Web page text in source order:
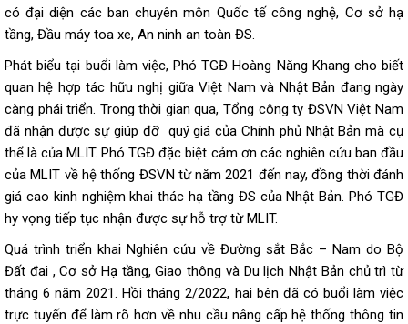
có đại diện các ban chuyên môn Quốc tế công nghệ, Cơ sở hạ
tầng, Đầu máy toa xe, An ninh an toàn ĐS.
Phát biểu tại buổi làm việc, Phó TGĐ Hoàng Năng Khang cho biết
quan hệ hợp tác hữu nghị giữa Việt Nam và Nhật Bản đang ngày
càng phái triển. Trong thời gian qua, Tổng công ty ĐSVN Việt Nam
đã nhận được sự giúp đỡ quý giá của Chính phủ Nhật Bản mà cụ
thể là của MLIT. Phó TGĐ đặc biệt cảm ơn các nghiên cứu ban đầu
của MLIT về hệ thống ĐSVN từ năm 2021 đến nay, đồng thời đánh
giá cao kinh nghiệm khai thác hạ tầng ĐS của Nhật Bản. Phó TGĐ
hy vọng tiếp tục nhận được sự hỗ trợ từ MLIT.
Quá trình triển khai Nghiên cứu về Đường sắt Bắc – Nam do Bộ
Đất đai , Cơ sở Hạ tầng, Giao thông và Du lịch Nhật Bản chủ trì từ
tháng 6 năm 2021. Hồi tháng 2/2022, hai bên đã có buổi làm việc
trực tuyến để làm rõ hơn về nhu cầu nâng cấp hệ thống thông tin